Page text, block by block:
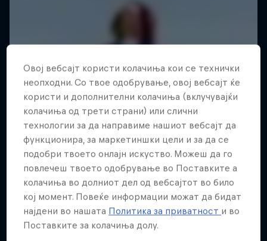
Овој вебсајт користи колачиња кои се технички
неопходни. Со твое одобрување, овој вебсајт ќе
користи и дополнителни колачиња (вклучувајќи
колачиња од трети страни) или слични
технологии за да направиме нашиот вебсајт да
функционира, за маркетиншки цели и за да се
подобри твоето онлајн искуство. Можеш да го
повлечеш твоето одобрување во Поставките а
колачиња во долниот дел од вебсајтот во било
кој момент. Повеќе информации можат да бидат
најдени во нашата Политика за приватност и во
Поставките за колачиња долу.